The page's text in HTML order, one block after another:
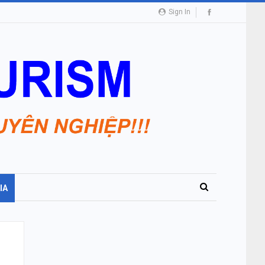
Sign In